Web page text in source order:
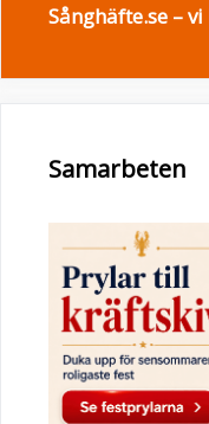
Sånghäfte.se –
Samarbeten